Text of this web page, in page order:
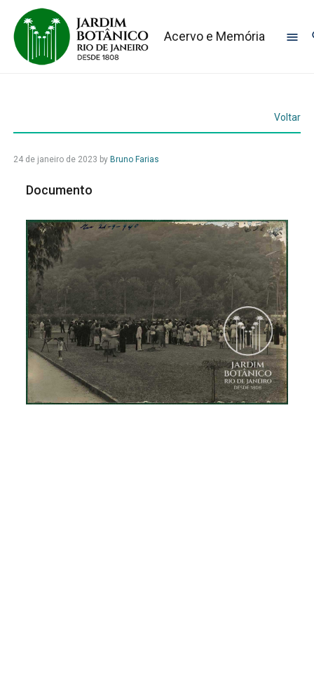
Acervo e Memória
Voltar
24 de janeiro de 2023 by Bruno Farias
Documento